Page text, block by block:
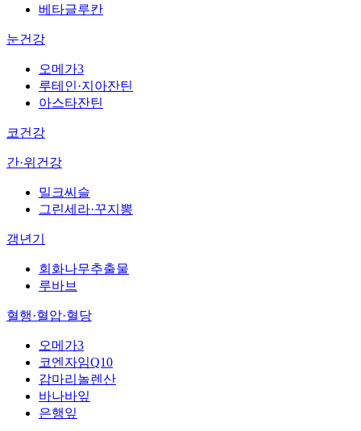
베타글루칸
눈건강
오메가3
루테인·지아잔틴
아스타잔틴
코건강
간·위건강
밀크씨슬
그린세라·꾸지뽕
갱년기
회화나무추출물
루바브
혈행·혈압·혈당
오메가3
코엔자임Q10
감마리놀렌산
바나바잎
은행잎